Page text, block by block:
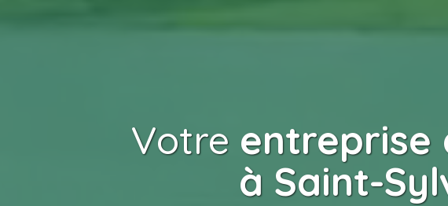
Votre entreprise
à Saint-